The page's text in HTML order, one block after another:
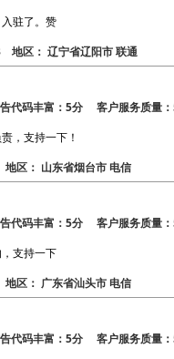
驻了。赞
区： 辽宁省辽阳市 联通
代码丰富：5分 客户服务质量
，支持一下！
区： 山东省烟台市 电信
代码丰富：5分 客户服务质量
支持一下
区： 广东省汕头市 电信
代码丰富：5分 客户服务质量